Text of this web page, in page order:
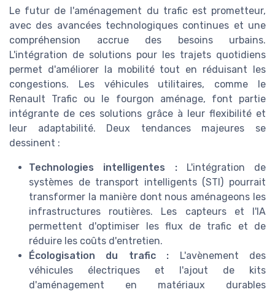
Le futur de l'aménagement du trafic est prometteur,
avec des avancées technologiques continues et une
compréhension accrue des besoins urbains.
L'intégration de solutions pour les trajets quotidiens
permet d'améliorer la mobilité tout en réduisant les
congestions. Les véhicules utilitaires, comme le
Renault Trafic ou le fourgon aménage, font partie
intégrante de ces solutions grâce à leur flexibilité et
leur adaptabilité. Deux tendances majeures se
dessinent :
Technologies intelligentes :L'intégration de
systèmes de transport intelligents (STI) pourrait
transformer la manière dont nous aménageons les
infrastructures routières. Les capteurs et l'IA
permettent d'optimiser les flux de trafic et de
réduire les coûts d'entretien.
Écologisation du trafic : L'avènement des
véhicules électriques et l'ajout de kits
d'aménagement en matériaux durables